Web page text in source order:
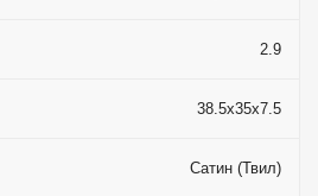
2.9
38.5x35x7.5
Сатин (Твил)